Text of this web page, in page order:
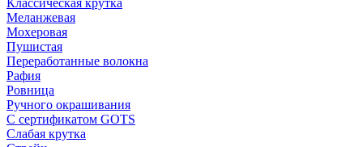
Классическая крутка
Меланжевая
Мохеровая
Пушистая
Переработанные волокна
Рафия
Ровница
Ручного окрашивания
С сертификатом GOTS
Слабая крутка